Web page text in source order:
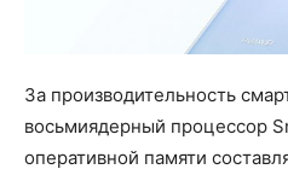
За производительность
восьмиядерный процессор
оперативной памяти